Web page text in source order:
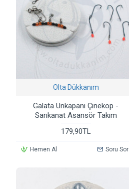
Olta Dükkanım
Galata Unkapanı Çinekop -
Sarıkanat Asansör Takım
179,90TL
Hemen Al Soru Sor